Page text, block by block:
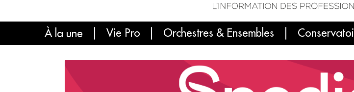
À la une Vie Pro Orchestres & Ensembles
L'info du jour Le numéro